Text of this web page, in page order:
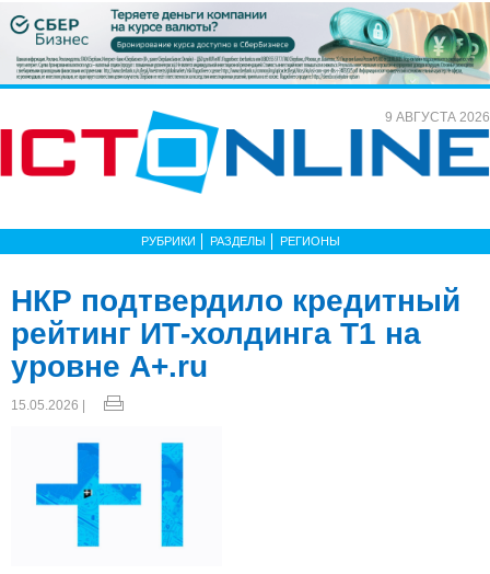
9 АВГУСТА 2026
РУБРИКИ РАЗДЕЛЫ РЕГИОНЫ
НКР подтвердило кредитный
рейтинг ИТ-холдинга Т1 на
уровне A+.ru
15.05.2026 |